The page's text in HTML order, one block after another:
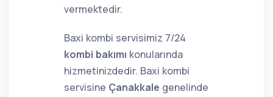
vermektedir.
Baxi kombi servisimiz 7/24
kombi bakımı konularında
hizmetinizdedir. Baxi kombi
servisine Çanakkale genelinde